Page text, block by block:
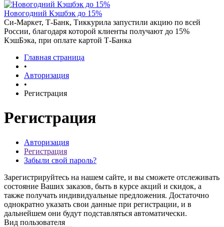
Новогодний Кэшбэк до 15%
Си-Маркет, Т-Банк, Тиккурила запустили акцию по всей
России, благодаря которой клиенты получают до 15%
КэшБэка, при оплате картой Т-Банка
Главная страница
•
Авторизация
•
Регистрация
Регистрация
Авторизация
Регистрация
Забыли свой пароль?
Зарегистрируйтесь на нашем сайте, и вы сможете отслеживать
состояние Ваших заказов, быть в курсе акций и скидок, а
также получать индивидуальные предложения. Достаточно
однократно указать свои данные при регистрации, и в
дальнейшем они будут подставляться автоматически.
Вид пользователя